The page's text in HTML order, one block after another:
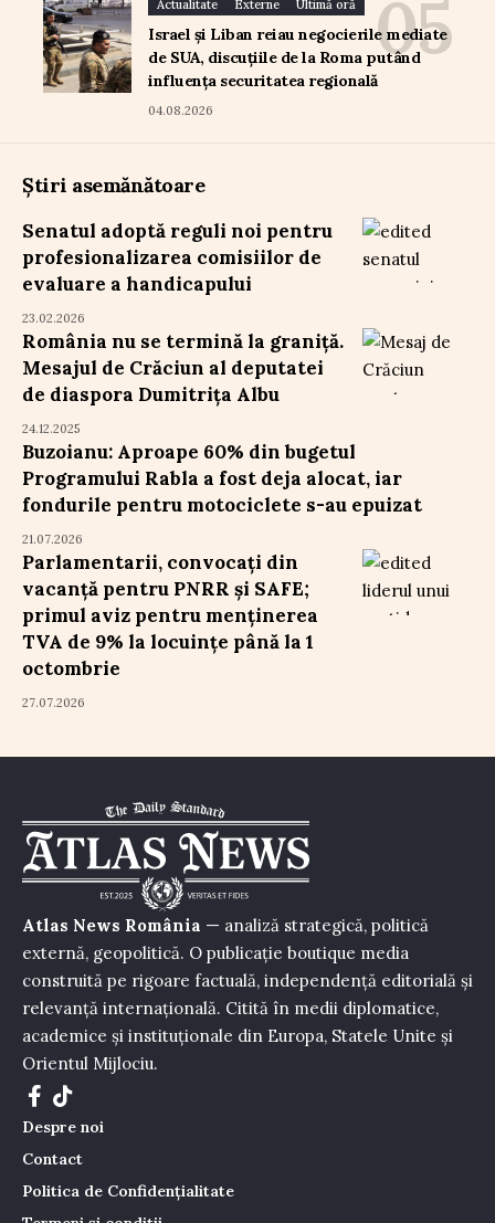
Actualitate Externe Ultimă oră
Israel și Liban reiau negocierile mediate
de SUA, discuțiile de la Roma putând
influența securitatea regională
04.08.2026
Știri asemănătoare
Senatul adoptă reguli noi pentru
profesionalizarea comisiilor de
evaluare a handicapului
23.02.2026
România nu se termină la graniță.
Mesajul de Crăciun al deputatei
de diaspora Dumitrița Albu
24.12.2025
Buzoianu: Aproape 60% din bugetul
Programului Rabla a fost deja alocat, iar
fondurile pentru motociclete s-au epuizat
21.07.2026
Parlamentarii, convocați din
vacanță pentru PNRR și SAFE;
primul aviz pentru menținerea
TVA de 9% la locuințe până la 1
octombrie
27.07.2026
Atlas News România — analiză strategică, politică
externă, geopolitică. O publicație boutique media
construită pe rigoare factuală, independență editorială și
relevanță internațională. Citită în medii diplomatice,
academice și instituționale din Europa, Statele Unite și
Orientul Mijlociu.
Despre noi
Contact
Politica de Confidențialitate